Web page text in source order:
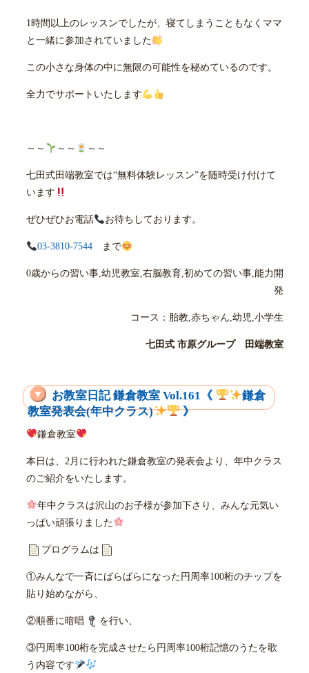
1時間以上のレッスンでしたが、寝てしまうこともなくママ
と一緒に参加されていました
この小さな身体の中に無限の可能性を秘めているのです。
全力でサポートいたします
～～ ～～ ～～
七田式田端教室では“無料体験レッスン”を随時受け付けて
います
ぜひぜひお電話 お待ちしております。
03-3810-7544まで
0歳からの習い事,幼児教室,右脳教育,初めての習い事,能力開
発
コース：胎教,赤ちゃん,幼児,小学生
七田式 市原グループ 田端教室
お教室日記 鎌倉教室 Vol.161《
鎌倉
教室発表会(年中クラス)
》
鎌倉教室
本日は、2月に行われた鎌倉教室の発表会より、年中クラス
のご紹介をいたします。
年中クラスは沢山のお子様が参加下さり、みんな元気い
っぱい頑張りました
プログラムは
①みんなで一斉にばらばらになった円周率100桁のチップを
貼り始めながら、
②順番に暗唱 を行い、
③円周率100桁を完成させたら円周率100桁記憶のうたを歌
う内容です